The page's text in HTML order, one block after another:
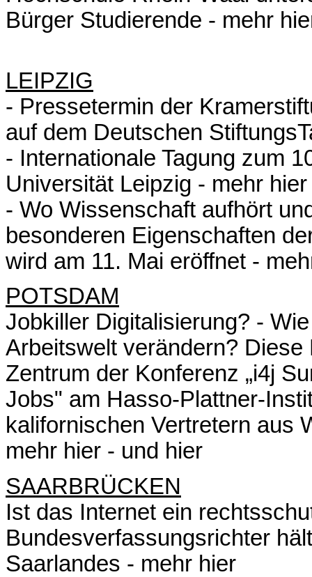
Bürger Studierende - mehr
LEIPZIG
- Pressetermin der
auf dem Deutschen
- Internationale Tagung zum
Universität Leipzig - mehr hier
- Wo Wissenschaft aufhört
besonderen Eigenschaften
wird am 11. Mai eröffnet -
POTSDAM
Jobkiller Digitalisierung? -
Arbeitswelt verändern?
Zentrum der Konferenz „i4j
Jobs" am Hasso-Plattner-
kalifornischen Vertretern aus
mehr hier - und hier
SAARBRÜCKEN
Ist das Internet ein
Bundesverfassungsrichter
Saarlandes - mehr hier